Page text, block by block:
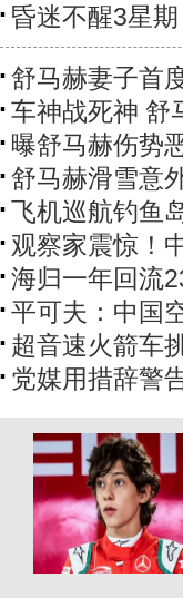
昏迷不醒3星
舒马赫妻子首
车神战死神 舒
曝舒马赫伤势
舒马赫滑雪意
飞机巡航钓鱼
观察家震惊！
海归一年回流
平可夫：中国
超音速火箭车
党媒用措辞警